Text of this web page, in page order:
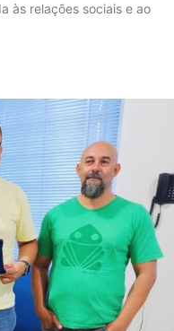
às relações sociais e ao